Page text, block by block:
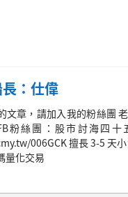
：仕偉
文章，請加入我的粉絲團
粉絲團：股市討海四十
006GCK 擅長 3-5 天小
量化交易